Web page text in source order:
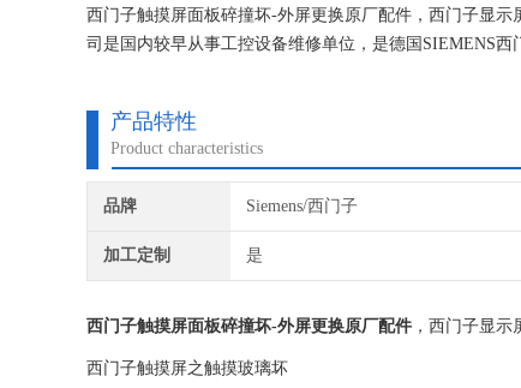
西门子触摸屏面板碎撞坏-外屏更换原厂配件，西门子显
司是国内较早从事工控设备维修单位，是德国SIEMENS
产品特性
Product characteristics
品牌 Siemens/西门子
加工定制 是
西门子触摸屏面板碎撞坏-外屏更换原厂配件 ，西门子显
西门子触摸屏之触摸玻璃坏